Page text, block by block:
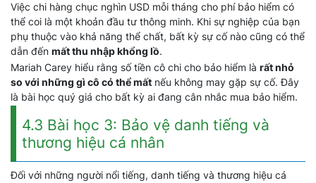
Việc chi hàng chục nghìn USD mỗi tháng cho phí bảo hiểm có
thể coi là một khoản đầu tư thông minh. Khi sự nghiệp của bạn
phụ thuộc vào khả năng thể chất, bất kỳ sự cố nào cũng có thể
dẫn đến mất thu nhập khổng lồ.
Mariah Carey hiểu rằng số tiền cô chi cho bảo hiểm là rất nhỏ
so với những gì cô có thể mất nếu không may gặp sự cố. Đây
là bài học quý giá cho bất kỳ ai đang cân nhắc mua bảo hiểm.
4.3 Bài học 3: Bảo vệ danh tiếng và
thương hiệu cá nhân
Đối với những người nổi tiếng, danh tiếng và thương hiệu cá